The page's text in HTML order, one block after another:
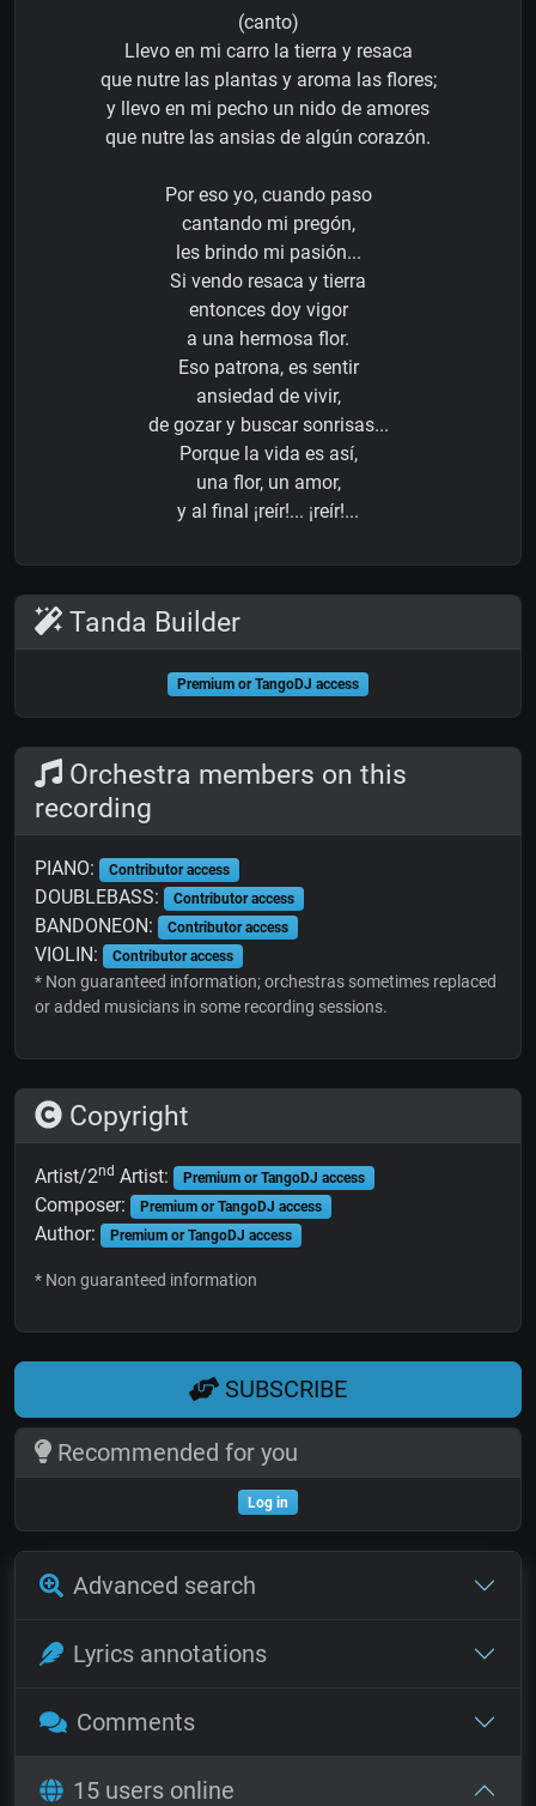
(canto)
Llevo en mi carro la tierra y resaca
que nutre las plantas y aroma las flores;
y llevo en mi pecho un nido de amores
que nutre las ansias de algún corazón.
Por eso yo, cuando paso
cantando mi pregón,
les brindo mi pasión...
Si vendo resaca y tierra
entonces doy vigor
a una hermosa flor.
Eso patrona, es sentir
ansiedad de vivir,
de gozar y buscar sonrisas...
Porque la vida es así,
una flor, un amor,
y al final ¡reír!... ¡reír!...
Tanda Builder
Premium or TangoDJ access
Orchestra members on this
recording
PIANO: Contributor access
DOUBLEBASS: Contributor access
BANDONEON: Contributor access
VIOLIN: Contributor access
* Non guaranteed information; orchestras sometimes replaced
or added musicians in some recording sessions.
Copyright
Artist/2nd Artist: Premium or TangoDJ access
Composer: Premium or TangoDJ access
Author: Premium or TangoDJ access
* Non guaranteed information
SUBSCRIBE
Recommended for you
Log in
Advanced search
Lyrics annotations
Comments
15 users online